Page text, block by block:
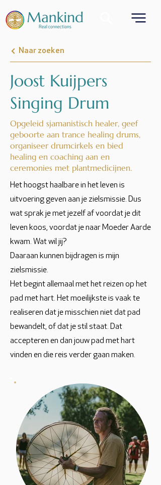
Naar zoeken
Joost Kuijpers
Singing Drum
Opgeleid sjamanistisch healer, geef
geboorte aan trance healing drums,
organiseer drumcirkels en bied
healing en coaching aan en
ceremonies met plantmedicijnen.
Het hoogst haalbare in het leven is
uitvoering geven aan je zielsmissie. Dus
wat sprak je met jezelf af voordat je dit
leven koos, voordat je naar Moeder Aarde
kwam. Wat wil jij?
Daaraan kunnen bijdragen is mijn
zielsmissie.
Het begint allemaal met het reizen op het
pad met hart. Het moeilijkste is vaak te
realiseren dat je misschien niet dat pad
bewandelt, of dat je stil staat. Dat
accepteren en dan jouw pad met hart
vinden en die reis verder gaan maken.